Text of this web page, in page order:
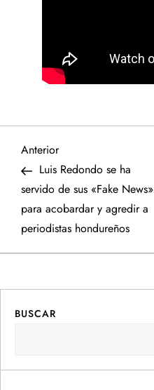
N
a
v
e
g
a
Entrada
anterior
Anterior
Luis Redondo se ha
servido de sus «Fake News»
para acobardar y agredir a
periodistas hondureños
BUSCAR